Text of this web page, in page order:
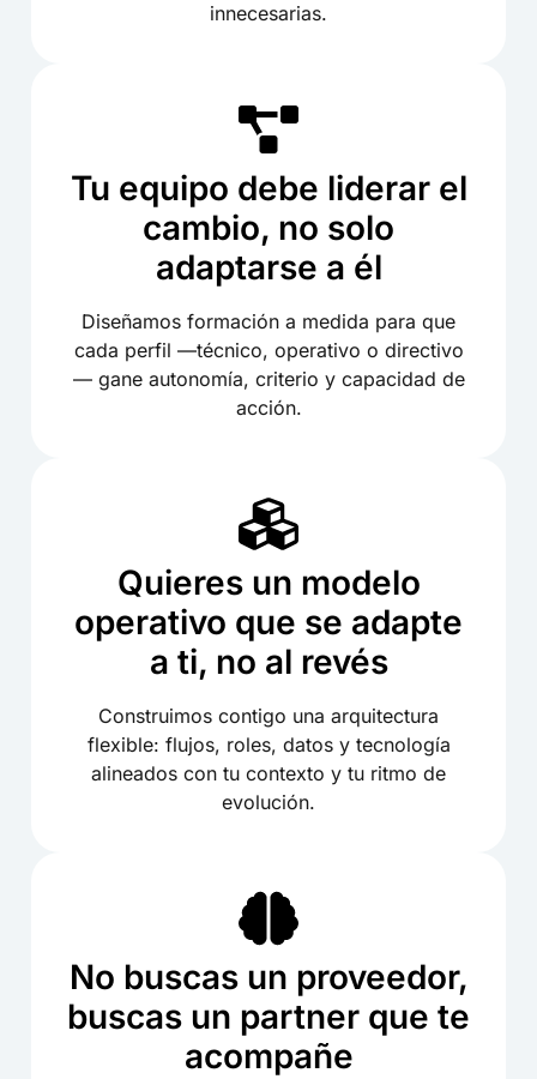
innecesarias.
Tu equipo debe liderar el
cambio, no solo
adaptarse a él
Diseñamos formación a medida para que
cada perfil —técnico, operativo o directivo
— gane autonomía, criterio y capacidad de
acción.
Quieres un modelo
operativo que se adapte
a ti, no al revés
Construimos contigo una arquitectura
flexible: flujos, roles, datos y tecnología
alineados con tu contexto y tu ritmo de
evolución.
No buscas un proveedor,
buscas un partner que te
acompañe